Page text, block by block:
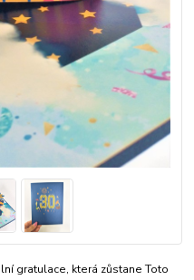
gratulace, která zůstane Toto